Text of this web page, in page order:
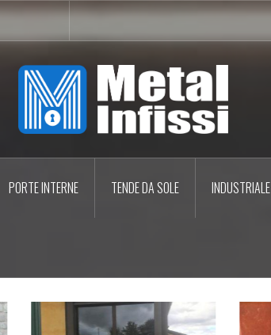
PORTE INTERNE TENDE DA SOLE INDUSTRIALE